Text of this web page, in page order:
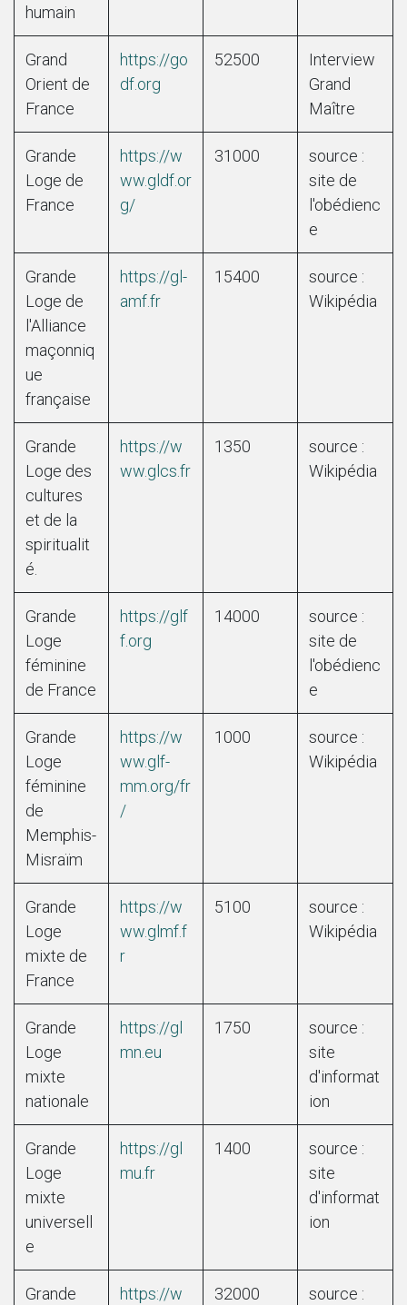
humain
Grand
Orient de
France
https://go
df.org
52500
Interview
Grand
Maître
Grande
Loge de
France
https://w
ww.gldf.or
g/
31000
source :
site de
l'obédienc
e
Grande
Loge de
l'Alliance
maçonniq
ue
française
https://gl-
amf.fr
15400
source :
Wikipédia
Grande
Loge des
cultures
et de la
spiritualit
é.
https://w
ww.glcs.fr
1350
source :
Wikipédia
Grande
Loge
féminine
de France
https://glf
f.org
14000
source :
site de
l'obédienc
e
Grande
Loge
féminine
de
Memphis-
Misraïm
https://w
ww.glf-
mm.org/fr
/
1000
source :
Wikipédia
Grande
Loge
mixte de
France
https://w
ww.glmf.f
r
5100
source :
Wikipédia
Grande
Loge
mixte
nationale
https://gl
mn.eu
1750
source :
site
d'informat
ion
Grande
Loge
mixte
universell
e
https://gl
mu.fr
1400
source :
site
d'informat
ion
Grande
https://w
32000
source :